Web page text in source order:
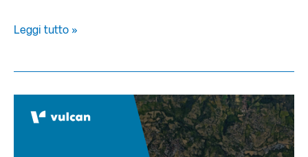
Leggi tutto »
nostra